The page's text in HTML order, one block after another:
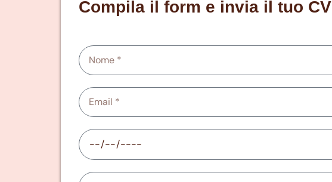
Compila il form e invia il tuo CV